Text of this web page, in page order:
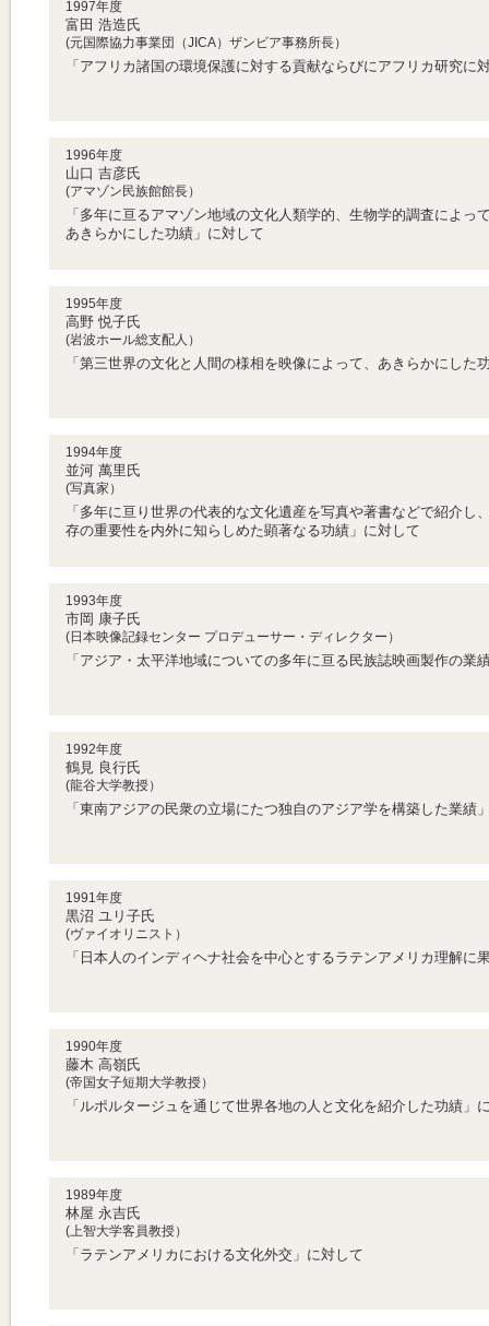
1997年度
富田 浩造氏
(元国際協力事業団（JICA）ザンビア事務所長）
「アフリカ諸国の環境保護に対する貢献ならびにアフリカ研究に
1996年度
山口 吉彦氏
(アマゾン民族館館長）
「多年に亘るアマゾン地域の文化人類学的、生物学的調査によっ
あきらかにした功績」に対して
1995年度
高野 悦子氏
(岩波ホール総支配人）
「第三世界の文化と人間の様相を映像によって、あきらかにした
1994年度
並河 萬里氏
(写真家）
「多年に亘り世界の代表的な文化遺産を写真や著書などで紹介し
存の重要性を内外に知らしめた顕著なる功績」に対して
1993年度
市岡 康子氏
(日本映像記録センター プロデューサー・ディレクター）
「アジア・太平洋地域についての多年に亘る民族誌映画製作の業
1992年度
鶴見 良行氏
(龍谷大学教授）
「東南アジアの民衆の立場にたつ独自のアジア学を構築した業績
1991年度
黒沼 ユリ子氏
(ヴァイオリニスト）
「日本人のインディヘナ社会を中心とするラテンアメリカ理解に
1990年度
藤木 高嶺氏
(帝国女子短期大学教授）
「ルポルタージュを通じて世界各地の人と文化を紹介した功績」
1989年度
林屋 永吉氏
(上智大学客員教授）
「ラテンアメリカにおける文化外交」に対して